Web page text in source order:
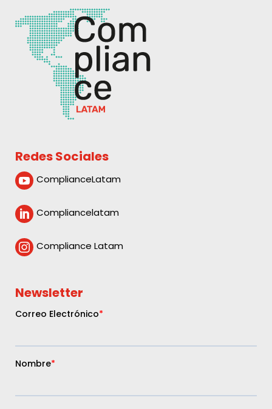
Redes Sociales
 ComplianceLatam
 Compliancelatam
 Compliance Latam
Newsletter